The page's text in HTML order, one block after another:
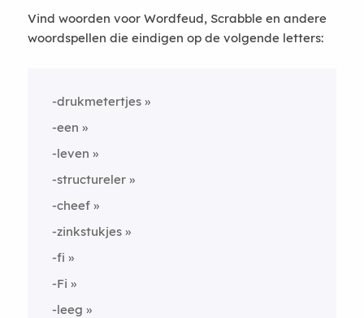
Vind woorden voor Wordfeud, Scrabble en andere
woordspellen die eindigen op de volgende letters:
-drukmetertjes
-een
-leven
-structureler
-cheef
-zinkstukjes
-fi
-Fi
-leeg